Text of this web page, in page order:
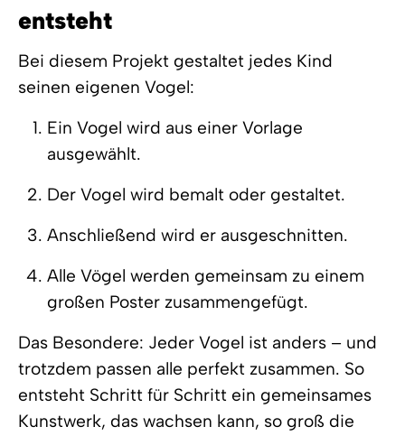
entsteht
Bei diesem Projekt gestaltet jedes Kind
seinen eigenen Vogel:
Ein Vogel wird aus einer Vorlage
ausgewählt.
Der Vogel wird bemalt oder gestaltet.
Anschließend wird er ausgeschnitten.
Alle Vögel werden gemeinsam zu einem
großen Poster zusammengefügt.
Das Besondere: Jeder Vogel ist anders – und
trotzdem passen alle perfekt zusammen. So
entsteht Schritt für Schritt ein gemeinsames
Kunstwerk, das wachsen kann, so groß die